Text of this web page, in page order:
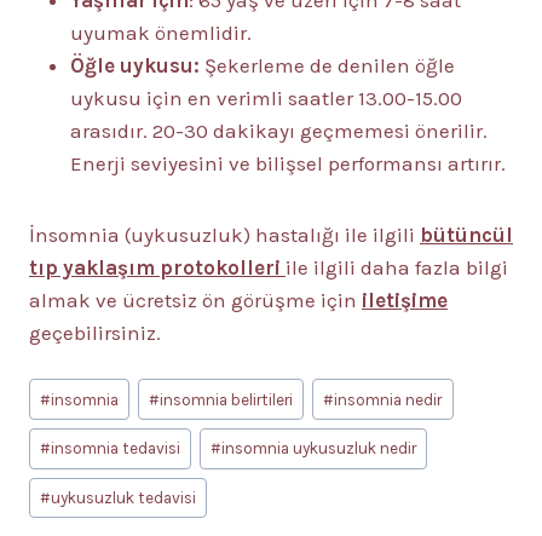
uyumak önemlidir.
Öğle uykusu: Şekerleme de denilen öğle
uykusu için en verimli saatler 13.00-15.00
arasıdır. 20-30 dakikayı geçmemesi önerilir.
Enerji seviyesini ve bilişsel performansı artırır.
İnsomnia (uykusuzluk) hastalığı ile ilgili bütüncül
tıp yaklaşım protokolleri ile ilgili daha fazla bilgi
almak ve ücretsiz ön görüşme için iletişime
geçebilirsiniz.
Post
Tags:
#insomnia #insomnia belirtileri #insomnia nedir
#insomnia tedavisi #insomnia uykusuzluk nedir
#uykusuzluk tedavisi